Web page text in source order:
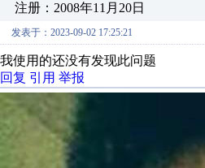
注册：2008年11月20日
发表于：2023-09-02 17:25:21
我使用的还没有发现此问题
回复 引用 举报